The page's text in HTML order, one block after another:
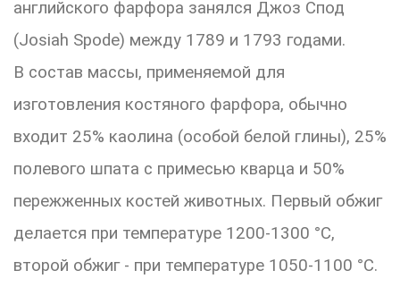
английского фарфора занялся Джоз Спод
(Josiah Spode) между 1789 и 1793 годами.
В состав массы, применяемой для
изготовления костяного фарфора, обычно
входит 25% каолина (особой белой глины), 25%
полевого шпата с примесью кварца и 50%
пережженных костей животных. Первый обжиг
делается при температуре 1200-1300 °C,
второй обжиг - при температуре 1050-1100 °C.